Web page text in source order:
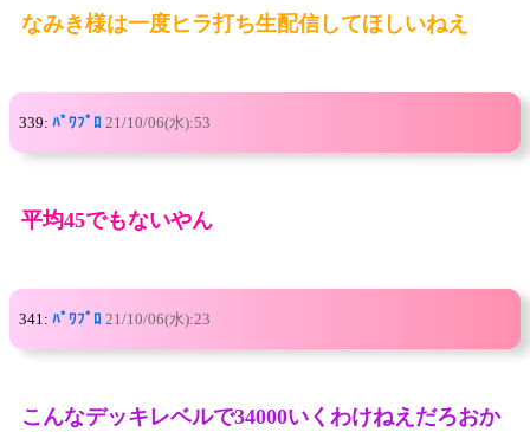
なみき様は一度ヒラ打ち生配信してほしいねえ
339: ﾊﾟﾜﾌﾟﾛ 21/10/06(水):53
平均45でもないやん
341: ﾊﾟﾜﾌﾟﾛ 21/10/06(水):23
こんなデッキレベルで34000いくわけねえだろおか